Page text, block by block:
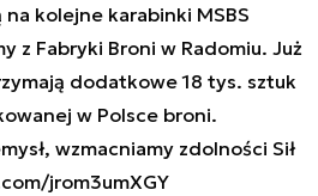
kolejne karabinki MSBS
z Fabryki Broni w Radomiu. Już
dodatkowe 18 tys. sztuk
w Polsce broni.
wzmacniamy zdolności Sił
jrom3umXGY